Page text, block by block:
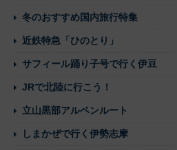
冬のおすすめ国内旅行特集
近鉄特急「ひのとり」
サフィール踊り子号で行く伊豆
JRで北陸に行こう！
立山黒部アルペンルート
しまかぜで行く伊勢志摩